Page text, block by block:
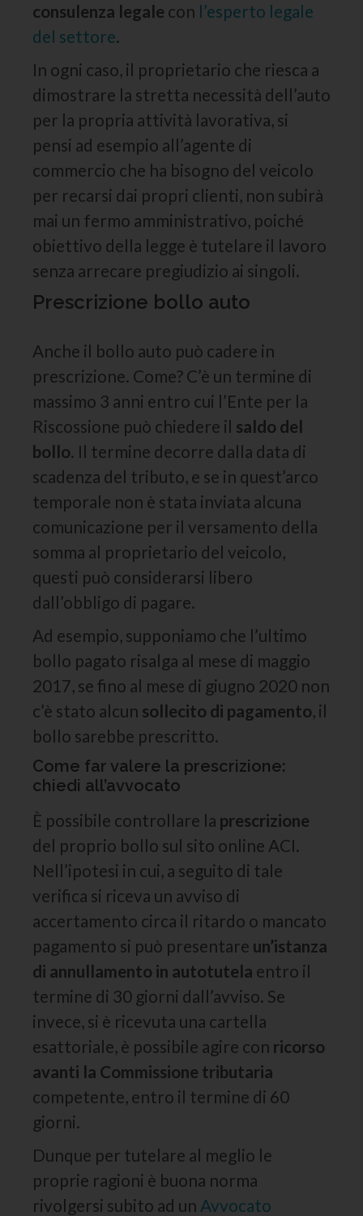
consulenza legale con l’esperto legale
del settore.
In ogni caso, il proprietario che riesca a
dimostrare la stretta necessità dell’auto
per la propria attività lavorativa, si
pensi ad esempio all’agente di
commercio che ha bisogno del veicolo
per recarsi dai propri clienti, non subirà
mai un fermo amministrativo, poiché
obiettivo della legge è tutelare il lavoro
senza arrecare pregiudizio ai singoli.
Prescrizione bollo auto
Anche il bollo auto può cadere in
prescrizione. Come? C’è un termine di
massimo 3 anni entro cui l’Ente per la
Riscossione può chiedere il saldo del
bollo. Il termine decorre dalla data di
scadenza del tributo, e se in quest’arco
temporale non è stata inviata alcuna
comunicazione per il versamento della
somma al proprietario del veicolo,
questi può considerarsi libero
dall’obbligo di pagare.
Ad esempio, supponiamo che l’ultimo
bollo pagato risalga al mese di maggio
2017, se fino al mese di giugno 2020 non
c’è stato alcun sollecito di pagamento, il
bollo sarebbe prescritto.
Come far valere la prescrizione:
chiedi all’avvocato
È possibile controllare la prescrizione
del proprio bollo sul sito online ACI.
Nell’ipotesi in cui, a seguito di tale
verifica si riceva un avviso di
accertamento circa il ritardo o mancato
pagamento si può presentare un’istanza
di annullamento in autotutela entro il
termine di 30 giorni dall’avviso. Se
invece, si è ricevuta una cartella
esattoriale, è possibile agire con ricorso
avanti la Commissione tributaria
competente, entro il termine di 60
giorni.
Dunque per tutelare al meglio le
proprie ragioni è buona norma
rivolgersi subito ad un Avvocato